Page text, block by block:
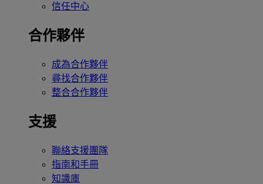
信任中心
合作夥伴
成為合作夥伴
尋找合作夥伴
整合合作夥伴
支援
聯絡支援團隊
指南和手冊
知識庫